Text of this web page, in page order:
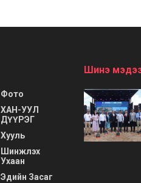
Фото
ХАН-УУЛ
ДҮҮРЭГ
Хууль
Шинжлэх
Ухаан
Эдийн Засаг
Шинэ